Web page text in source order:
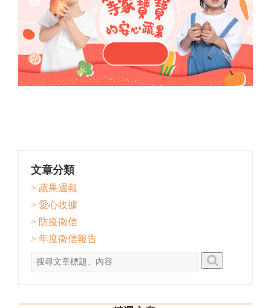
文章分類
> 蔬果週報
> 愛心收據
> 防疫徵信
> 年度徵信報告